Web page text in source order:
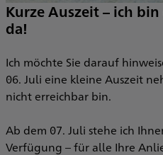
Kurze Auszeit – ich
da!
Ich möchte Sie darauf
06. Juli eine kleine Auszeit
nicht erreichbar bin.
Ab dem 07. Juli stehe ich
Verfügung – für alle Ihre